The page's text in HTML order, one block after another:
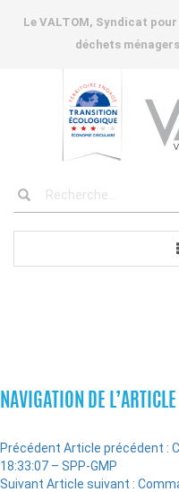
Le VALTOM, Syndicat
déchets
NAVIGATION DE L’ARTICLE
Précédent Article précédent :
18:33:07 – SPP-GMP
Suivant Article suivant :